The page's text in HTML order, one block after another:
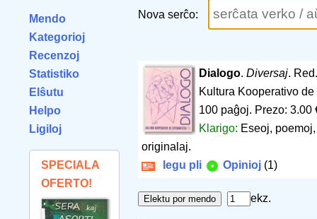
Mendo
Kategorioj
Recenzoj
Statistiko
Elŝutu
Helpo
Ligiloj
SPECIALA
OFERTO!
Nova serĉo:
Dialogo.Diversaj.
Kultura Kooperativo
100 paĝoj. Prezo: 3.00
Klarigo: Eseoj,
originalaj.
legu pli
Opinioj (1)
ekz.